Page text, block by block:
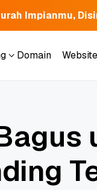
Impianmu,
Domain
Website